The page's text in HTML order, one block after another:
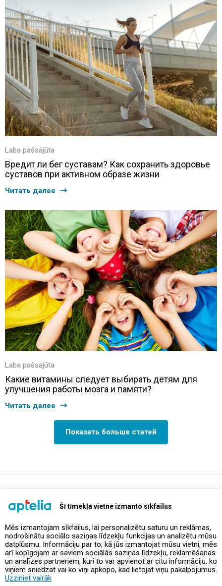
Šī tīmekļa vietne izmanto sīkfailus
Mēs izmantojam sīkfailus, lai personalizētu saturu un reklāmas,
nodrošinātu sociālo saziņas līdzekļu funkcijas un analizētu mūsu
datplūsmu. Informāciju par to, kā jūs izmantojat mūsu vietni, mēs
arī kopīgojam ar saviem sociālās saziņas līdzekļu, reklamēšanas
un analīzes partneriem, kuri to var apvienot ar citu informāciju, ko
viņiem sniedzat vai ko viņi apkopo, kad lietojat viņu pakalpojumus.
Uzziniet vairāk
Laba pašsajūta
Вредит ли бег суставам? Как сохранить здоровье
суставов при активном образе жизни
Читать далее
Laba pašsajūta
Какие витамины следует выбирать детям для
улучшения работы мозга и памяти?
Читать далее
Показать больше статей
Предложения и акции
Контакты